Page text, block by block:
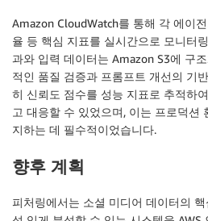
Amazon CloudWatch를 통해 각 에이
율 등 핵심 지표를 실시간으로 모니터
과와 입력 데이터는 Amazon S3에 구
적인 품질 검증과 프롬프트 개선의 기
히 신뢰도 점수를 성능 지표로 추적하
고 대응할 수 있었으며, 이는 프로덕션
지하는 데 필수적이었습니다.
향후 계획
피처링에서는 소셜 미디어 데이터의